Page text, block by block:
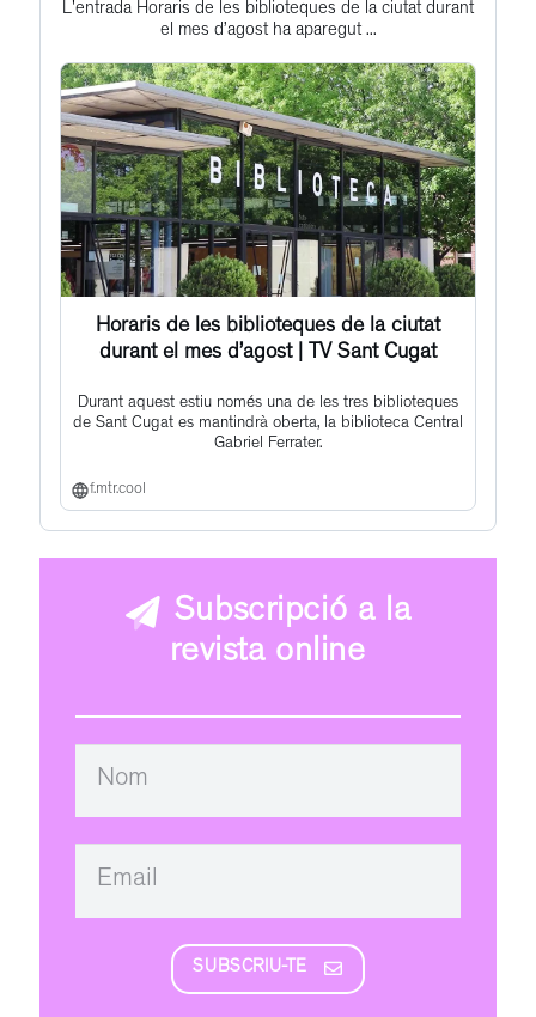
this
post
L'entrada Horaris de les biblioteques de la ciutat durant
el mes d’agost ha aparegut ...
Horaris de les biblioteques de la ciutat
durant el mes d’agost | TV Sant Cugat
Durant aquest estiu només una de les tres biblioteques
de Sant Cugat es mantindrà oberta, la biblioteca Central
Gabriel Ferrater.
f.mtr.cool
Subscripció a la
revista online
SUBSCRIU-TE